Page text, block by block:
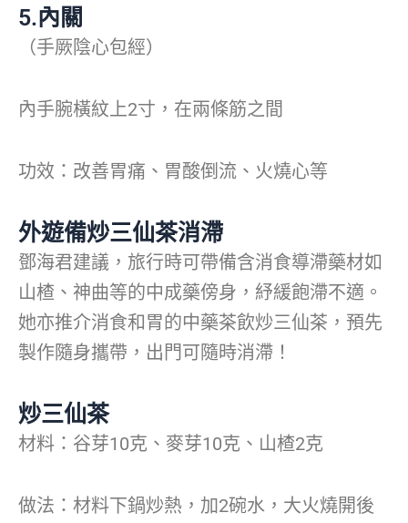
5.內關
（手厥陰心包經）
內手腕橫紋上2寸，在兩條筋之間
功效：改善胃痛、胃酸倒流、火燒心等
外遊備炒三仙茶消滯
鄧海君建議，旅行時可帶備含消食導滯藥材如
山楂、神曲等的中成藥傍身，紓緩飽滯不適。
她亦推介消食和胃的中藥茶飲炒三仙茶，預先
製作隨身攜帶，出門可隨時消滯！
炒三仙茶
材料：谷芽10克、麥芽10克、山楂2克
做法：材料下鍋炒熱，加2碗水，大火燒開後